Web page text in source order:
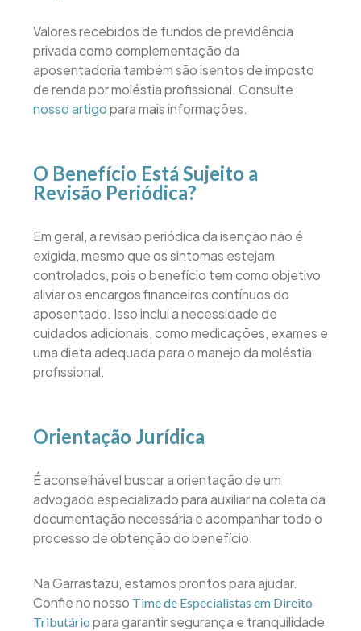
Valores recebidos de fundos de previdência
privada como complementação da
aposentadoria também são isentos de imposto
de renda por moléstia profissional. Consulte
nosso artigopara mais informações.
O Benefício Está Sujeito a
Revisão Periódica?
Em geral, a revisão periódica da isenção não é
exigida, mesmo que os sintomas estejam
controlados, pois o benefício tem como objetivo
aliviar os encargos financeiros contínuos do
aposentado. Isso inclui a necessidade de
cuidados adicionais, como medicações, exames e
uma dieta adequada para o manejo da moléstia
profissional.
Orientação Jurídica
É aconselhável buscar a orientação de um
advogado especializado para auxiliar na coleta da
documentação necessária e acompanhar todo o
processo de obtenção do benefício.
Na Garrastazu, estamos prontos para ajudar.
Confie no nosso Time de Especialistas em Direito
Tributário para garantir segurança e tranquilidade